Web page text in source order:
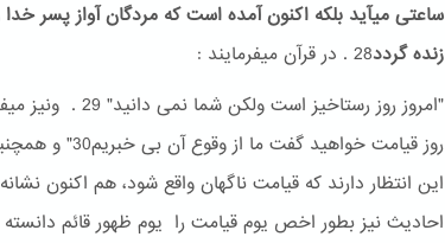
ساعتی میآید بلکه اکنون آمده است که مردگان آواز پسر
زنده گردد28 . در قرآن میفرمایند :
"امروز روز رستاخیز
روز قیامت خواهید